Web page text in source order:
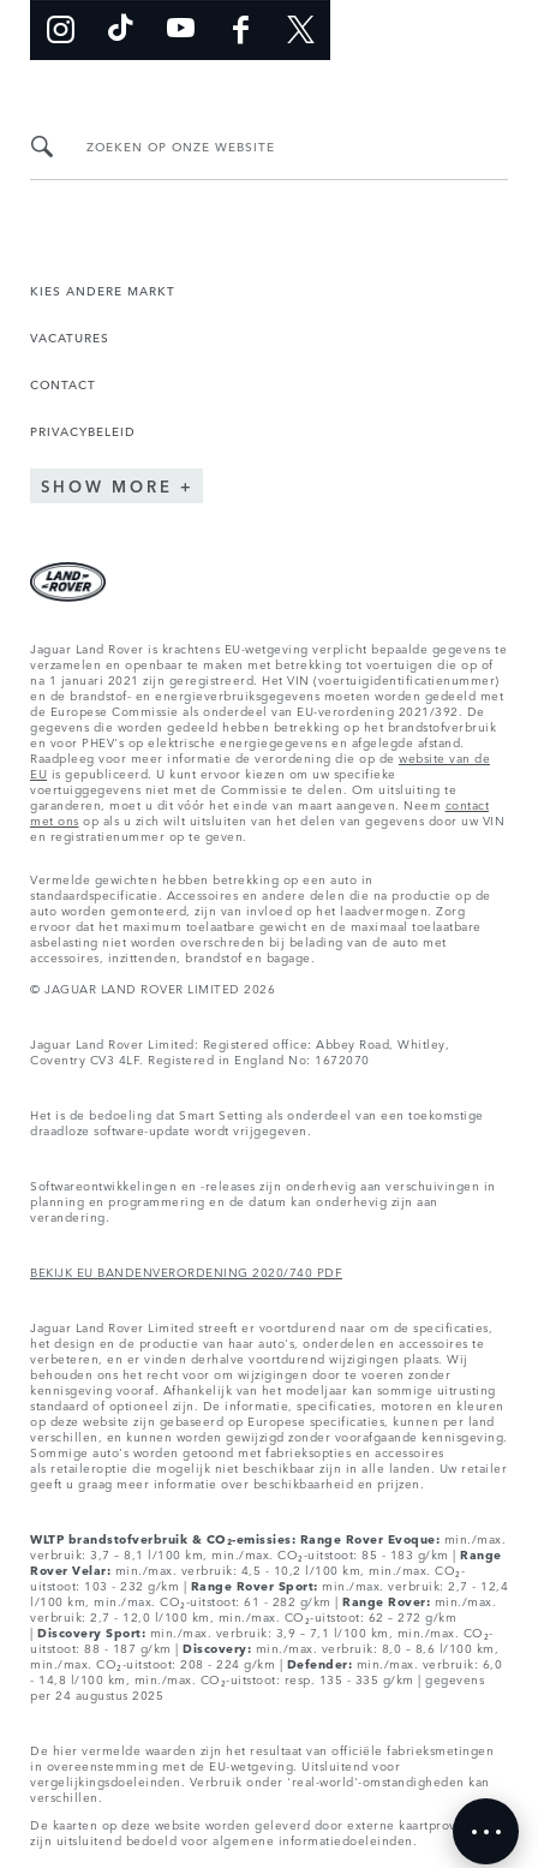
ZOEKEN OP ONZE WEBSITE
KIES ANDERE MARKT
VACATURES
CONTACT
PRIVACYBELEID
SHOW MORE
Jaguar Land Rover is krachtens EU-wetgeving verplicht bepaalde gegevens te
verzamelen en openbaar te maken met betrekking tot voertuigen die op of
na 1 januari 2021 zijn geregistreerd. Het VIN (voertuigidentificatienummer)
en de brandstof- en energieverbruiksgegevens moeten worden gedeeld met
de Europese Commissie als onderdeel van EU-verordening 2021/392. De
gegevens die worden gedeeld hebben betrekking op het brandstofverbruik
en voor PHEV's op elektrische energiegegevens en afgelegde afstand.
Raadpleeg voor meer informatie de verordening die op dewebsite van de
EU is gepubliceerd. U kunt ervoor kiezen om uw specifieke
voertuiggegevens niet met de Commissie te delen. Om uitsluiting te
garanderen, moet u dit vóór het einde van maart aangeven. Neem contact
met ons op als u zich wilt uitsluiten van het delen van gegevens door uw VIN
en registratienummer op te geven.
Vermelde gewichten hebben betrekking op een auto in
standaardspecificatie. Accessoires en andere delen die na productie op de
auto worden gemonteerd, zijn van invloed op het laadvermogen. Zorg
ervoor dat het maximum toelaatbare gewicht en de maximaal toelaatbare
asbelasting niet worden overschreden bij belading van de auto met
accessoires, inzittenden, brandstof en bagage.
© JAGUAR LAND ROVER LIMITED 2026
Jaguar Land Rover Limited: Registered office: Abbey Road, Whitley,
Coventry CV3 4LF. Registered in England No: 1672070
Het is de bedoeling dat Smart Setting als onderdeel van een toekomstige
draadloze software-update wordt vrijgegeven.
Softwareontwikkelingen en -releases zijn onderhevig aan verschuivingen in
planning en programmering en de datum kan onderhevig zijn aan
verandering.
BEKIJK EU BANDENVERORDENING 2020/740 PDF
Jaguar Land Rover Limited streeft er voortdurend naar om de specificaties,
het design en de productie van haar auto's, onderdelen en accessoires te
verbeteren, en er vinden derhalve voortdurend wijzigingen plaats. Wij
behouden ons het recht voor om wijzigingen door te voeren zonder
kennisgeving vooraf. Afhankelijk van het modeljaar kan sommige uitrusting
standaard of optioneel zijn. De informatie, specificaties, motoren en kleuren
op deze website zijn gebaseerd op Europese specificaties, kunnen per land
verschillen, en kunnen worden gewijzigd zonder voorafgaande kennisgeving.
Sommige auto's worden getoond met fabrieksopties en accessoires
als retaileroptie die mogelijk niet beschikbaar zijn in alle landen. Uw retailer
geeft u graag meer informatie over beschikbaarheid en prijzen.
WLTP brandstofverbruik & CO₂-emissies: Range Rover Evoque: min./max.
verbruik: 3,7 – 8,1 l/100 km, min./max. CO₂-uitstoot: 85 - 183 g/km | Range
Rover Velar: min./max. verbruik: 4,5 - 10,2 l/100 km, min./max. CO₂-
uitstoot: 103 - 232 g/km | Range Rover Sport: min./max. verbruik: 2,7 - 12,4
l/100 km, min./max. CO₂-uitstoot: 61 - 282 g/km | Range Rover: min./max.
verbruik: 2,7 - 12,0 l/100 km, min./max. CO₂-uitstoot: 62 – 272 g/km
| Discovery Sport: min./max. verbruik: 3,9 – 7,1 l/100 km, min./max. CO₂-
uitstoot: 88 - 187 g/km | Discovery: min./max. verbruik: 8,0 – 8,6 l/100 km,
min./max. CO₂-uitstoot: 208 - 224 g/km | Defender: min./max. verbruik: 6,0
- 14,8 l/100 km, min./max. CO₂-uitstoot: resp. 135 - 335 g/km | gegevens
per 24 augustus 2025
De hier vermelde waarden zijn het resultaat van officiële fabrieksmetingen
in overeenstemming met de EU-wetgeving. Uitsluitend voor
vergelijkingsdoeleinden. Verbruik onder 'real-world'-omstandigheden kan
verschillen.
De kaarten op deze website worden geleverd door externe kaartproviders en
zijn uitsluitend bedoeld voor algemene informatiedoeleinden.